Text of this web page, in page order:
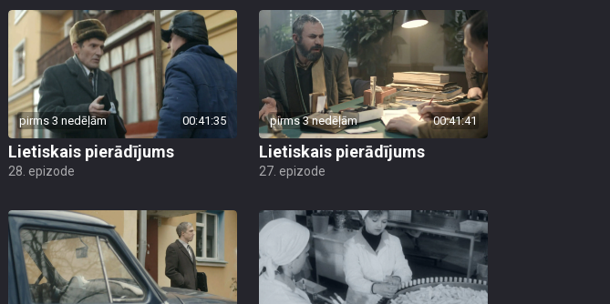
pirms 3 nedēļām 00:41:35
Lietiskais pierādījums
28. epizode
pirms 3 nedēļām 00:41:41
Lietiskais pierādījums
27. epizode